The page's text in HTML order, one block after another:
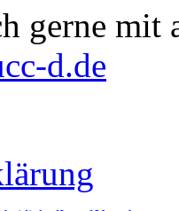
gerne mit
d.de